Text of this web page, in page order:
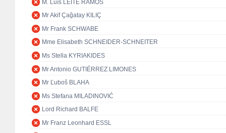
M. Luís LEITE RAMOS
Mr Akif Çağatay KILIÇ
Mr Frank SCHWABE
Mme Elisabeth SCHNEIDER-SCHNEITER
Ms Stella KYRIAKIDES
Mr Antonio GUTIÉRREZ LIMONES
Mr Ľuboš BLAHA
Ms Stefana MILADINOVIĆ
Lord Richard BALFE
Mr Franz Leonhard ESSL